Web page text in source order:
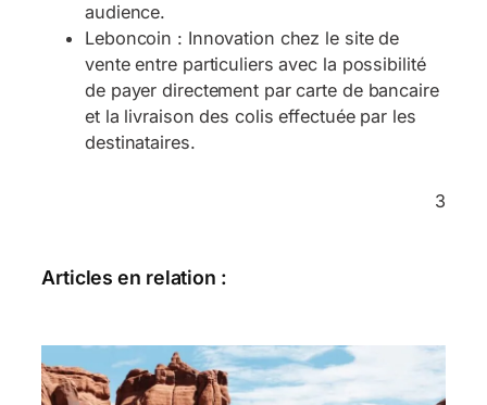
audience.
Leboncoin : Innovation chez le site de
vente entre particuliers avec la possibilité
de payer directement par carte de bancaire
et la livraison des colis effectuée par les
destinataires.
3
Articles en relation :